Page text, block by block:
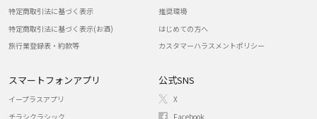
特定商取引法に基づく表示
特定商取引法に基づく表示(お酒)
旅行業登録表・約款等
推奨環境
はじめての方へ
カスタマーハラスメントポリシー
スマートフォンアプリ
イープラスアプリ
チラシクラシック
公式SNS
X
Facebook